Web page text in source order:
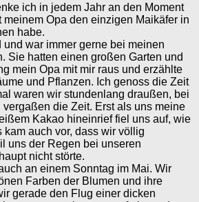
ich in jedem Jahr an den Moment
meinem Opa den einzigen Maikäfer in
habe.
und war immer gerne bei meinen
Sie hatten einen großen Garten und
mein Opa mit mir raus und erzählte
und Pflanzen. Ich genoss die Zeit
waren wir stundenlang draußen, bei
vergaßen die Zeit. Erst als uns meine
Kakao hineinrief fiel uns auf, wie
kam auch vor, dass wir völlig
uns der Regen bei unseren
nicht störte.
an einem Sonntag im Mai. Wir
Farben der Blumen und ihre
gerade den Flug einer dicken